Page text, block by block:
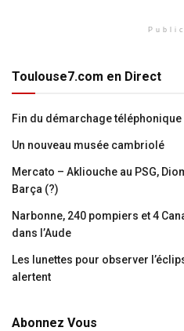
Toulouse7.com en Direct
Fin du démarchage
Un nouveau musée cambriolé
Mercato – Akliouche au PSG,
Barça (?)
Narbonne, 240 pompiers et 4
dans l’Aude
Les lunettes pour observer
alertent
Abonnez Vous